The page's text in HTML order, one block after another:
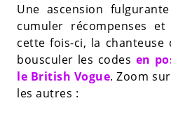
Une ascension
cumuler récompenses
cette fois-ci, la chanteuse
bousculer les codes en
le British Vogue. Zoom
les autres :